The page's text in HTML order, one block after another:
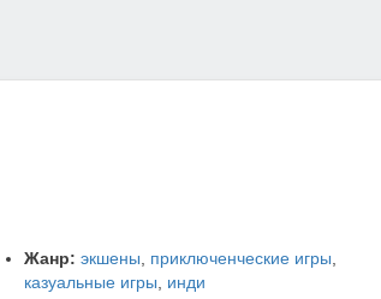
Жанр: экшены приключенческие игры
казуальные игры
инди